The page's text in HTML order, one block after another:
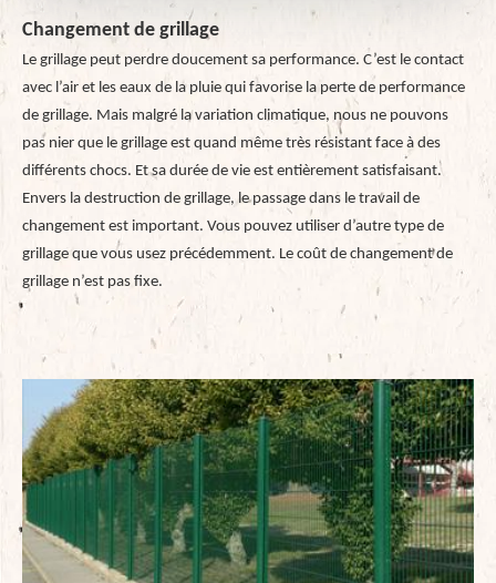
Changement de grillage
Le grillage peut perdre doucement sa performance. C’est le contact
avec l’air et les eaux de la pluie qui favorise la perte de performance
de grillage. Mais malgré la variation climatique, nous ne pouvons
pas nier que le grillage est quand même très résistant face à des
différents chocs. Et sa durée de vie est entièrement satisfaisant.
Envers la destruction de grillage, le passage dans le travail de
changement est important. Vous pouvez utiliser d’autre type de
grillage que vous usez précédemment. Le coût de changement de
grillage n’est pas fixe.